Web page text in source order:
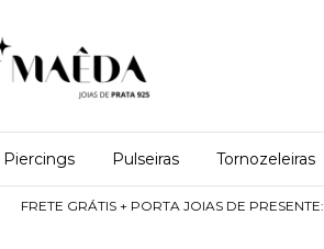
Piercings Pulseiras Tornozeleiras
+ PORTA JOIAS DE PRESENTE: Nas